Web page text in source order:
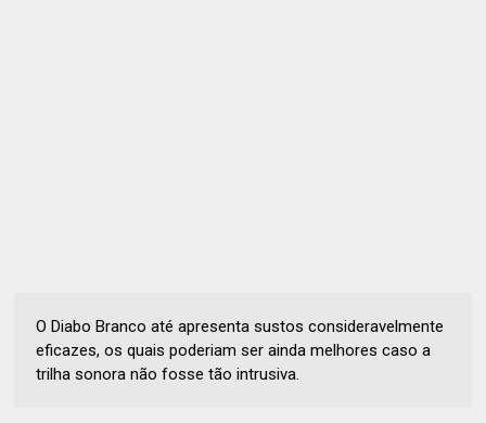
O Diabo Branco até apresenta sustos consideravelmente
eficazes, os quais poderiam ser ainda melhores caso a
trilha sonora não fosse tão intrusiva.